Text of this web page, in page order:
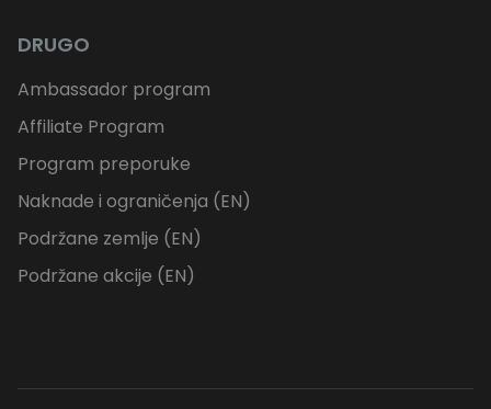
DRUGO
Ambassador program
Affiliate Program
Program preporuke
Naknade i ograničenja (EN)
Podržane zemlje (EN)
Podržane akcije (EN)